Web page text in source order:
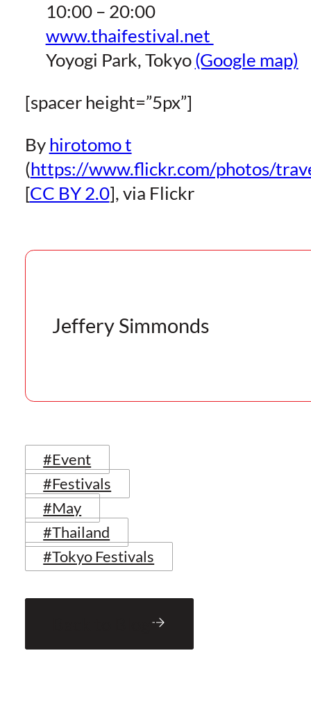
10:00 – 20:00
www.thaifestival.net
Yoyogi Park, Tokyo (Google map)
[spacer height=”5px”]
By hirotomo t
(https://www.flickr.com/photos/
[CC BY 2.0], via Flickr
Jeffery Simmonds
#Event
#Festivals
#May
#Thailand
#Tokyo Festivals